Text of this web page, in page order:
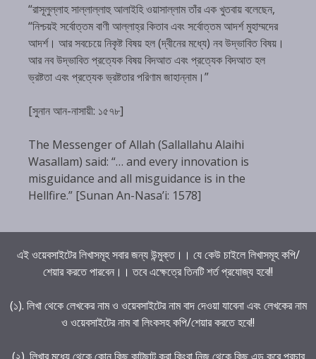
“রাসূলুল্লাহ সাল্লাল্লাহু আলাইহি ওয়াসাল্লাম তাঁর এক খুতবায় বলেছেন,
“নিশ্চয়ই সর্বোত্তম বাণী আল্লাহ্‌র কিতাব এবং সর্বোত্তম আদর্শ মুহাম্মদের
আদর্শ। আর সবচেয়ে নিকৃষ্ট বিষয় হল (দ্বীনের মধ্যে) নব উদ্ভাবিত বিষয়।
আর নব উদ্ভাবিত প্রত্যেক বিষয় বিদআত এবং প্রত্যেক বিদআত হল
ভ্রষ্টতা এবং প্রত্যেক ভ্রষ্টতার পরিণাম জাহান্নাম।”
[সুনান আন-নাসায়ী: ১৫৭৮]
The Messenger of Allah (Sallallahu Alaihi
Wasallam) said: “… and every innovation is
misguidance and all misguidance is in the
Hellfire.” [Sunan An-Nasa’i: 1578]
এই ওয়েবসাইটের লিখাসমূহ সবার জন্য উন্মুক্ত।। যে কেউ চাইলে লিখাসমূহ কপি/
শেয়ার করতে পারবেন।। তবে এক্ষেত্রে তিনটি শর্ত প্রযোজ্য হবে!!
(১). লিখা থেকে লেখকের নাম ও ওয়েবসাইটের নাম বাদ দেওয়া যাবেনা এবং লেখকের নাম
ও ওয়েবসাইটের নাম বা লিংকসহ কপি/শেয়ার করতে হবে!!
(২). লিখার মধ্যে থেকে কোন কিছু কাটছাট করা কিংবা নিজ থেকে কিছু এড করে প্রচার